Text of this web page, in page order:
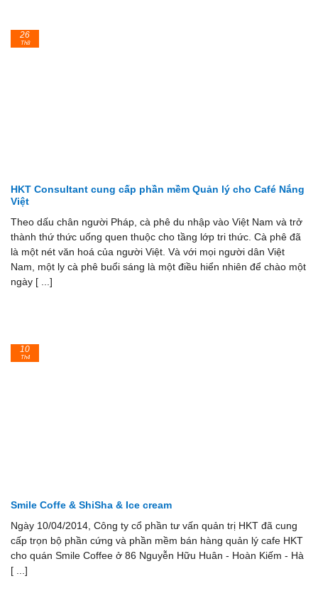
HKT Consultant cung cấp phần mềm Quản lý cho Café Nắng
Việt
Theo dấu chân người Pháp, cà phê du nhập vào Việt Nam và trở
thành thứ thức uống quen thuộc cho tầng lớp tri thức. Cà phê đã
là một nét văn hoá của người Việt. Và với mọi người dân Việt
Nam, một ly cà phê buổi sáng là một điều hiển nhiên để chào một
ngày [ ...]
26
Th8
Smile Coffe & ShiSha & Ice cream
Ngày 10/04/2014, Công ty cổ phần tư vấn quản trị HKT đã cung
cấp trọn bộ phần cứng và phần mềm bán hàng quản lý cafe HKT
cho quán Smile Coffee ở 86 Nguyễn Hữu Huân - Hoàn Kiếm - Hà
[ ...]
10
Th4